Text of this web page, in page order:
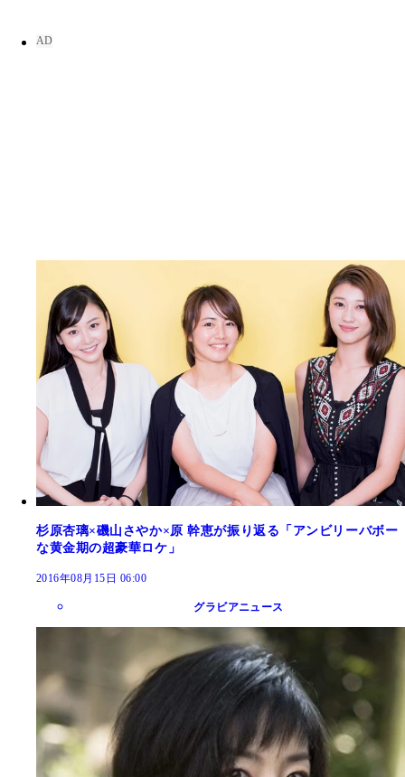
杉原杏璃×磯山さやか×原 幹恵が振り返る「アンビリーバボー
な黄金期の超豪華ロケ」
2016年08月15日 06:00
グラビアニュース